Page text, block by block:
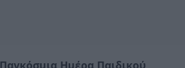
Παγκόσμια Ημέρα Παιδικού